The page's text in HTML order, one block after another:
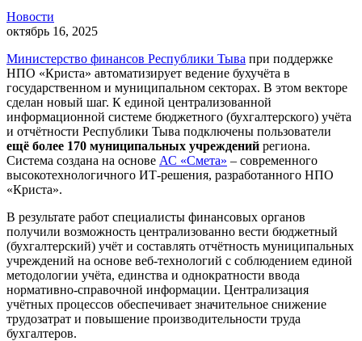
Новости
октябрь 16, 2025
Министерство финансов Республики Тыва при поддержке
НПО «Криста» автоматизирует ведение бухучёта в
государственном и муниципальном секторах. В этом векторе
сделан новый шаг. К единой централизованной
информационной системе бюджетного (бухгалтерского) учёта
и отчётности Республики Тыва подключены пользователи
ещё более 170 муниципальных учреждений региона.
Система создана на основе АС «Смета» – современного
высокотехнологичного ИТ-решения, разработанного НПО
«Криста».
В результате работ специалисты финансовых органов
получили возможность централизованно вести бюджетный
(бухгалтерский) учёт и составлять отчётность муниципальных
учреждений на основе веб-технологий с соблюдением единой
методологии учёта, единства и однократности ввода
нормативно-справочной информации. Централизация
учётных процессов обеспечивает значительное снижение
трудозатрат и повышение производительности труда
бухгалтеров.